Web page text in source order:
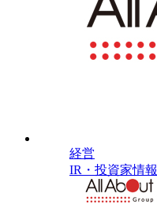
経営
IR・投資家情報